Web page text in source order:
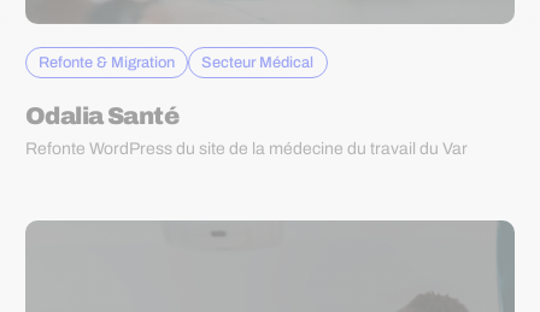
Refonte & Migration Secteur Médical
Odalia Santé
Refonte WordPress du site de la médecine du travail du Var